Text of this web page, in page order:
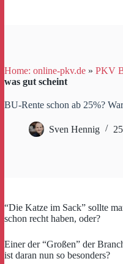
Home: online-pkv.de » PKV
was gut scheint
BU-Rente schon ab 25%?
Sven Hennig
“Die Katze im Sack” sollte
schon recht haben, oder?
Einer der “Großen” der
ist daran nun so besonders?